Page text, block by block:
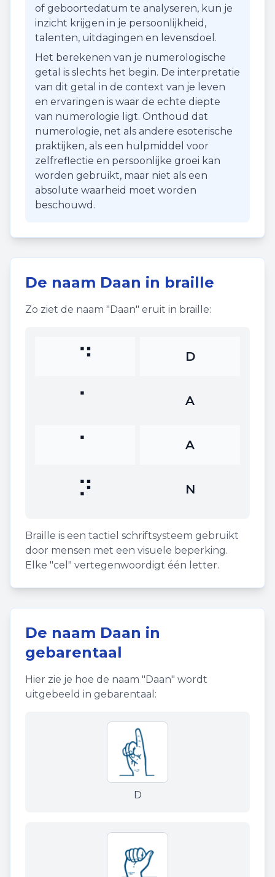
of geboortedatum te analyseren, kun je
inzicht krijgen in je persoonlijkheid,
talenten, uitdagingen en levensdoel.
Het berekenen van je numerologische
getal is slechts het begin. De interpretatie
van dit getal in de context van je leven
en ervaringen is waar de echte diepte
van numerologie ligt. Onthoud dat
numerologie, net als andere esoterische
praktijken, als een hulpmiddel voor
zelfreflectie en persoonlijke groei kan
worden gebruikt, maar niet als een
absolute waarheid moet worden
beschouwd.
De naam Daan in braille
Zo ziet de naam "Daan" eruit in braille:
⠙ D
⠁ A
⠁ A
⠝ N
Braille is een tactiel schriftsysteem gebruikt
door mensen met een visuele beperking.
Elke "cel" vertegenwoordigt één letter.
De naam Daan in
gebarentaal
Hier zie je hoe de naam "Daan" wordt
uitgebeeld in gebarentaal:
D